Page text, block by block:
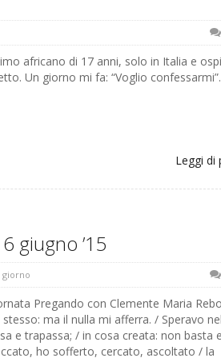
africano di 17 anni, solo in Italia e
Un giorno mi fa: “Voglio confessarmi”.
Leggi di
giugno ’15
giorno
Pregando con Clemente Maria
stesso: ma il nulla mi afferra. / Speravo nel
e trapassa; / in cosa creata: non basta
ho sofferto, cercato, ascoltato / la